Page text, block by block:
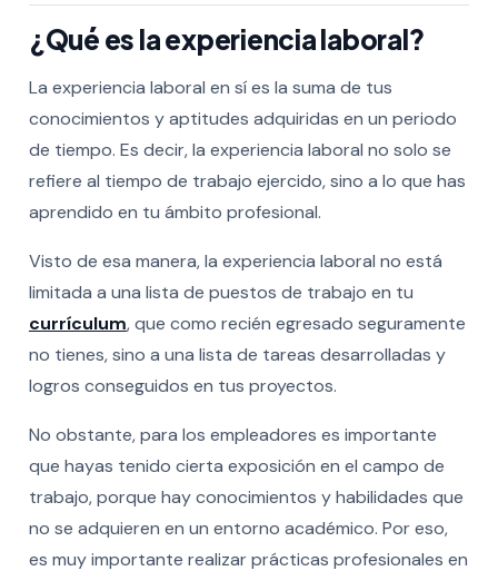
¿Qué es la experiencia laboral?
La experiencia laboral en sí es la suma de tus
conocimientos y aptitudes adquiridas en un periodo
de tiempo. Es decir, la experiencia laboral no solo se
refiere al tiempo de trabajo ejercido, sino a lo que has
aprendido en tu ámbito profesional.
Visto de esa manera, la experiencia laboral no está
limitada a una lista de puestos de trabajo en tu
currículum, que como recién egresado seguramente
no tienes, sino a una lista de tareas desarrolladas y
logros conseguidos en tus proyectos.
No obstante, para los empleadores es importante
que hayas tenido cierta exposición en el campo de
trabajo, porque hay conocimientos y habilidades que
no se adquieren en un entorno académico. Por eso,
es muy importante realizar prácticas profesionales en